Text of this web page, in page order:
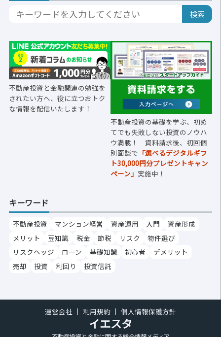
不動産投資と金融関連の勉強を
されたい方へ、役に立つおトク
な情報を配信いたします！
不動産投資の基礎を学ぶ、初め
てでも失敗しない投資のノウハ
ウ満載！ 資料請求後、初回個
別面談で 「選べるデジタルギフ
ト30,000円分プレゼントキャン
ペーン」 実施中！
キーワード
不動産投資 マンション経営 資産運用 入門
資産形成
メリット
豆知識 税金 節税 リスク
物件選び
リスクヘッジ
ローン 基礎知識 初心者
デメリット
売却
投資 利回り 投資信託
イエスタ
運営会社 利用規約 個人情報保護方針